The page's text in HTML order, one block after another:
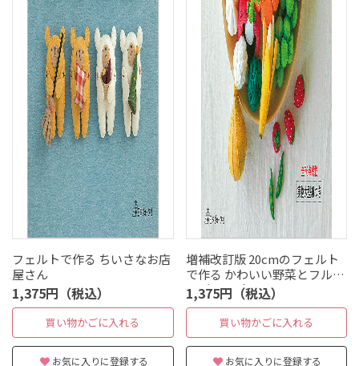
フェルトで作る ちいさなお店
屋さん
1,375円（税込）
買い物かごに入れる
お気に入りに登録する
増補改訂版 20cmのフェルト
で作る かわいい野菜とフルー
ツがいっぱい
1,375円（税込）
買い物かごに入れる
お気に入りに登録する